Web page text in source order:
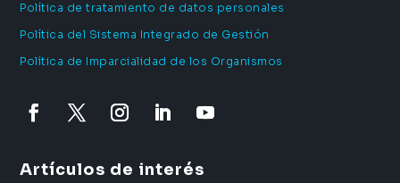
Política de tratamiento de datos personales
Política del Sistema Integrado de Gestión
Política de Imparcialidad de los Organismos
Artículos de interés